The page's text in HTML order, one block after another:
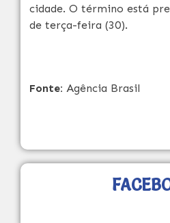
cidade. O término está
de terça-feira (30).
Fonte: Agência Brasil